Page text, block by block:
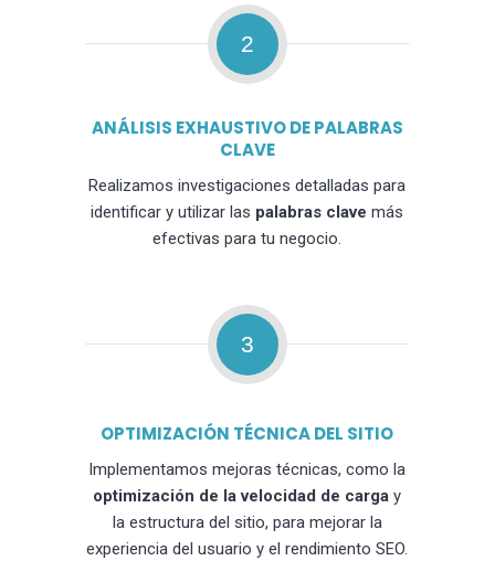
2
ANÁLISIS EXHAUSTIVO DE PALABRAS
CLAVE
Realizamos investigaciones detalladas para
identificar y utilizar las palabras clave más
efectivas para tu negocio.
3
OPTIMIZACIÓN TÉCNICA DEL SITIO
Implementamos mejoras técnicas, como la
optimización de la velocidad de carga y
la estructura del sitio, para mejorar la
experiencia del usuario y el rendimiento SEO.